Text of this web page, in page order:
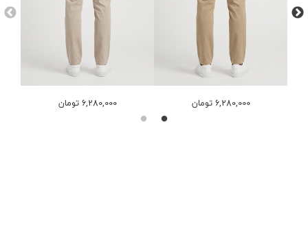
6,280,000 تومان 6,280,000 تومان